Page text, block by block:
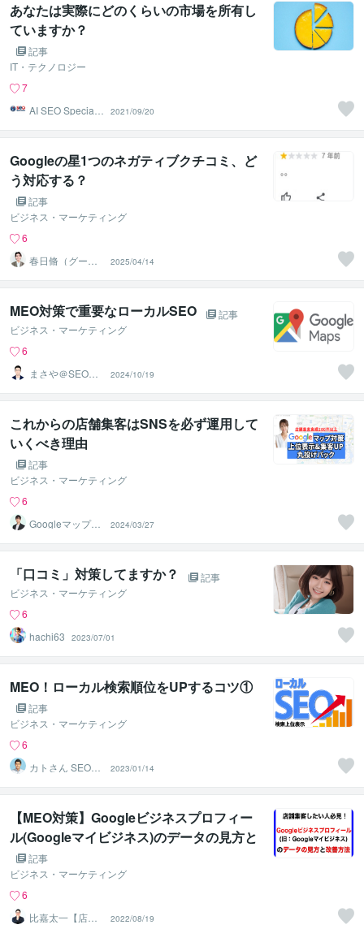
あなたは実際にどのくらいの市場を所有し
ていますか？
記事
IT・テクノロジー
7
AI SEO Specialis
2021/09/20
Googleの星1つのネガティブクチコミ、ど
う対応する？
記事
ビジネス・マーケティング
6
春日脩（グーグ
ルマップ集客の
専門家）
2025/04/14
MEO対策で重要なローカルSEO
記事
ビジネス・マーケティング
6
まさや＠SEOコ
ンサルタント
2024/10/19
これからの店舗集客はSNSを必ず運用して
いくべき理由
記事
ビジネス・マーケティング
6
Googleマップコ
ンサルタントSy
un
2024/03/27
「口コミ」対策してますか？
記事
ビジネス・マーケティング
6
hachi63
2023/07/01
MEO！ローカル検索順位をUPするコツ①
記事
ビジネス・マーケティング
6
カトさん SEO・
AI対策専門家
2023/01/14
【MEO対策】Googleビジネスプロフィー
ル(Googleマイビジネス)のデータの見方と
改善方法
記事
ビジネス・マーケティング
6
比嘉太一【店舗
2022/08/19